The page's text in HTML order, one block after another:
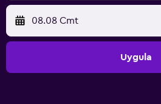
08.08 Cmt
Uygula